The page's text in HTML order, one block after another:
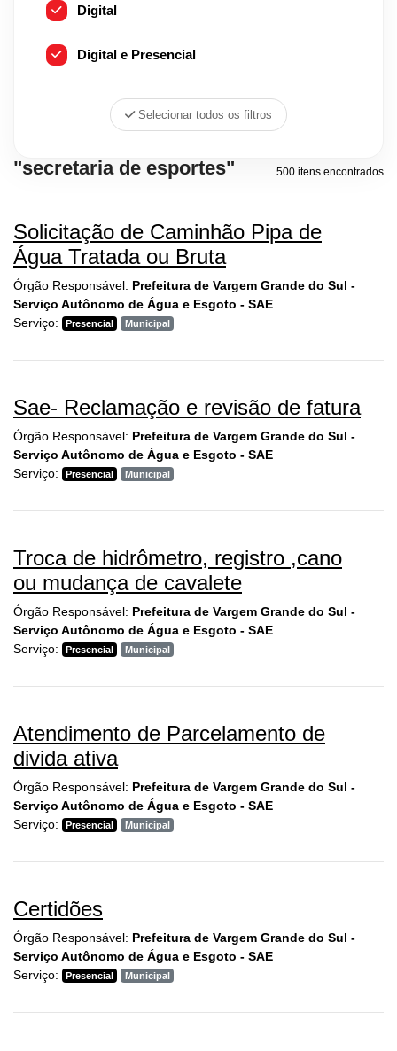
Digital
Digital e Presencial
Selecionar todos os filtros
"secretaria de esportes" 500 itens encontrados
Solicitação de Caminhão Pipa de
Água Tratada ou Bruta
Órgão Responsável: Prefeitura de Vargem Grande do Sul -
Serviço Autônomo de Água e Esgoto - SAE
Serviço:
Presencial Municipal
Sae- Reclamação e revisão de fatura
Órgão Responsável: Prefeitura de Vargem Grande do Sul -
Serviço Autônomo de Água e Esgoto - SAE
Serviço:
Presencial Municipal
Troca de hidrômetro, registro ,cano
ou mudança de cavalete
Órgão Responsável: Prefeitura de Vargem Grande do Sul -
Serviço Autônomo de Água e Esgoto - SAE
Serviço:
Presencial Municipal
Atendimento de Parcelamento de
divida ativa
Órgão Responsável: Prefeitura de Vargem Grande do Sul -
Serviço Autônomo de Água e Esgoto - SAE
Serviço:
Presencial Municipal
Certidões
Órgão Responsável: Prefeitura de Vargem Grande do Sul -
Serviço Autônomo de Água e Esgoto - SAE
Serviço:
Presencial Municipal